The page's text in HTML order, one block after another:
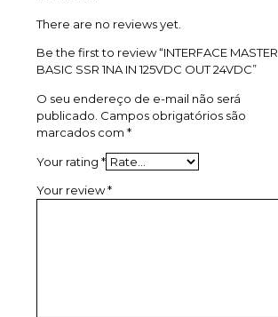
There are no reviews yet.
Be the first to review “INTERFACE MASTER
BASIC SSR 1NA IN 125VDC OUT 24VDC”
O seu endereço de e-mail não será
publicado. Campos obrigatórios são
marcados com *
Your rating *
Your review*